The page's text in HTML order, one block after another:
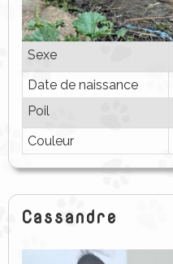
Sexe
Date de naissance
Poil
Couleur
Cassandre